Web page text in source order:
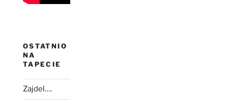
OSTATNIO
NA
TAPECIE
Zajdel….